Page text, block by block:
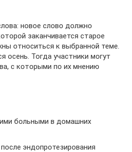
новое слово должно
заканчивается старое
относиться к выбранной теме.
осень. Тогда участники могут
с которыми по их мнению
больными в домашних
эндопротезирования